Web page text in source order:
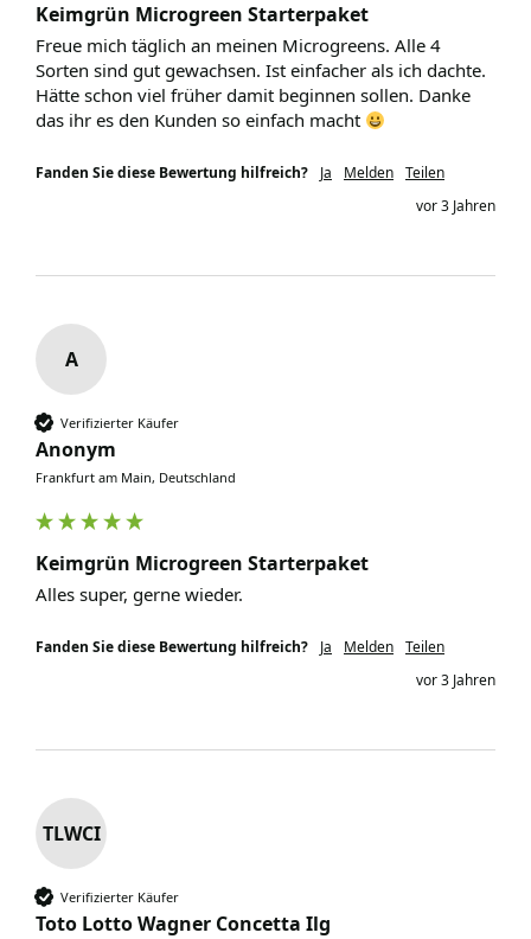
Keimgrün Microgreen Starterpaket
Freue mich täglich an meinen Microgreens. Alle 4
Sorten sind gut gewachsen. Ist einfacher als ich dachte.
Hätte schon viel früher damit beginnen sollen. Danke
das ihr es den Kunden so einfach macht
Fanden Sie diese Bewertung hilfreich? Ja Melden Teilen
vor 3 Jahren
A
Verifizierter Käufer
Anonym
Frankfurt am Main, Deutschland
Keimgrün Microgreen Starterpaket
Alles super, gerne wieder.
Fanden Sie diese Bewertung hilfreich? Ja Melden Teilen
vor 3 Jahren
TLWCI
Verifizierter Käufer
Toto Lotto Wagner Concetta Ilg